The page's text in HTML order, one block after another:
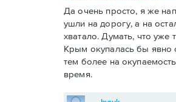
Да очень просто, я же
ушли на дорогу, а на
хватало. Думать, что уже
Крым окупалась бы явно
тем более на
время.